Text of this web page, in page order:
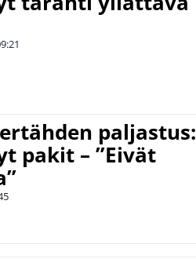
paljastus:
pakit – ”Eivät